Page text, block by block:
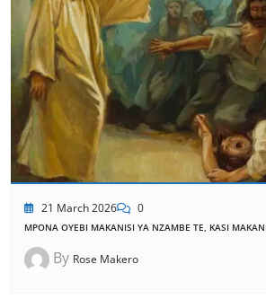
21 March 2026 0
MPONA OYEBI MAKANISI YA NZAMBE TE, KASI
By Rose Makero